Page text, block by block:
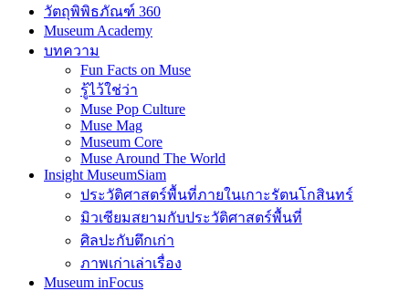
วัตถุพิพิธภัณฑ์ 360
Museum Academy
บทความ
Fun Facts on Muse
รู้ไว้ใช่ว่า
Muse Pop Culture
Muse Mag
Museum Core
Muse Around The World
Insight MuseumSiam
ประวัติศาสตร์พื้นที่ภายในเกาะรัตนโกสินทร์
มิวเซียมสยามกับประวัติศาสตร์พื้นที่
ศิลปะกับตึกเก่า
ภาพเก่าเล่าเรื่อง
Museum inFocus